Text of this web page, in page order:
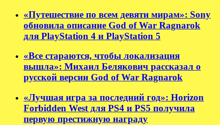
«Путешествие по всем девяти мирам»: Sony
обновила описание God of War Ragnarok
для PlayStation 4 и PlayStation 5
«Все стараются, чтобы локализация
вышла»: Михаил Белякович рассказал о
русской версии God of War Ragnarok
«Лучшая игра за последний год»: Horizon
Forbidden West для PS4 и PS5 получила
первую престижную награду